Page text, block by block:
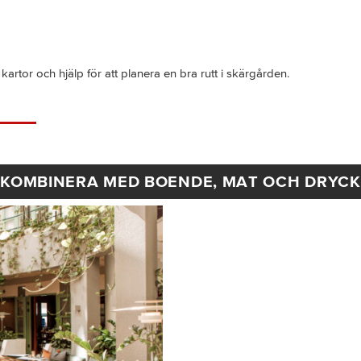
och hjälp för att planera en bra rutt i skärgården.
KOMBINERA MED BOENDE, MAT OCH DRYCK